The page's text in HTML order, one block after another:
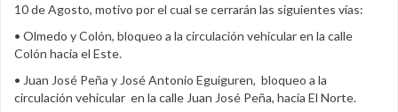
10 de Agosto, motivo por el cual se cerrarán las siguientes vías:
• Olmedo y Colón, bloqueo a la circulación vehicular en la calle
Colón hacia el Este.
• Juan José Peña y José Antonio Eguiguren, bloqueo a la
circulación vehicular en la calle Juan José Peña, hacia El Norte.